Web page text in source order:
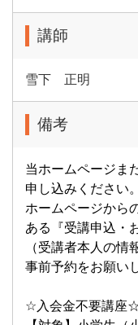
講師
雪下 正明
備考
当ホームページま
申し込みください。
ホームページから
ある『受講申込・
（受講者本人の
事前予約をお願い
☆入会金不要講座